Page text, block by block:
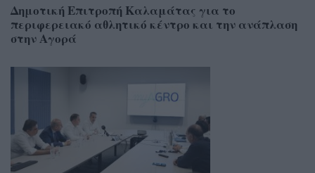
Δημοτική Επιτροπή Καλαμάτας για το
περιφερειακό αθλητικό κέντρο και την ανάπλαση
στην Αγορά